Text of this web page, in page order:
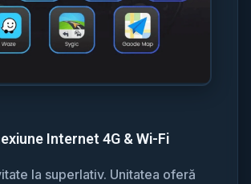
Internet 4G & Wi-Fi
la superlativ. Unitatea oferă